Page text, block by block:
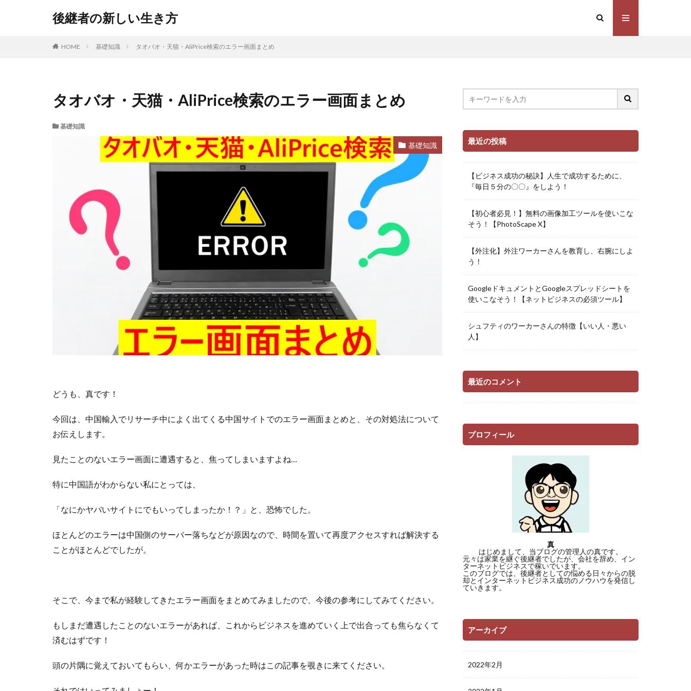
後継者の新しい生き方
HOME 基礎知識 タオバオ・天猫・AliPrice検索のエラー画面まとめ
タオバオ・天猫・AliPrice検索のエラー画面まとめ
基礎知識
基礎知識
どうも、真です！
今回は、中国輸入でリサーチ中によく出てくる中国サイトでのエラー画面まとめと、その対処法について
お伝えします。
見たことのないエラー画面に遭遇すると、焦ってしまいますよね…
特に中国語がわからない私にとっては、
「なにかヤバいサイトにでもいってしまったか！？」と、恐怖でした。
ほとんどのエラーは中国側のサーバー落ちなどが原因なので、時間を置いて再度アクセスすれば解決する
ことがほとんどでしたが。
そこで、今まで私が経験してきたエラー画面をまとめてみましたので、今後の参考にしてみてください。
もしまだ遭遇したことのないエラーがあれば、これからビジネスを進めていく上で出合っても焦らなくて
済むはずです！
頭の片隅に覚えておいてもらい、何かエラーがあった時はこの記事を覗きに来てください。
最近の投稿
【ビジネス成功の秘訣】人生で成功するために、
『毎日５分の〇〇』をしよう！
【初心者必見！】無料の画像加工ツールを使いこな
そう！【PhotoScape X】
【外注化】外注ワーカーさんを教育し、右腕にしよ
う！
GoogleドキュメントとGoogleスプレッドシートを
使いこなそう！【ネットビジネスの必須ツール】
シュフティのワーカーさんの特徴【いい人・悪い
人】
最近のコメント
プロフィール
真
はじめまして、当ブログの管理人の真です。
元々は家業を継ぐ後継者でしたが、会社を辞め、イン
ターネットビジネスで稼いでいます。
このブログでは、後継者としての悩める日々からの脱
却とインターネットビジネス成功のノウハウを発信し
ていきます。
アーカイブ
2022年2月